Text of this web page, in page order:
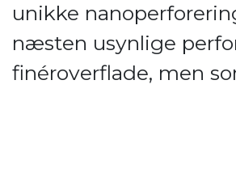
unikke
næsten usynlige
finéroverflade, men